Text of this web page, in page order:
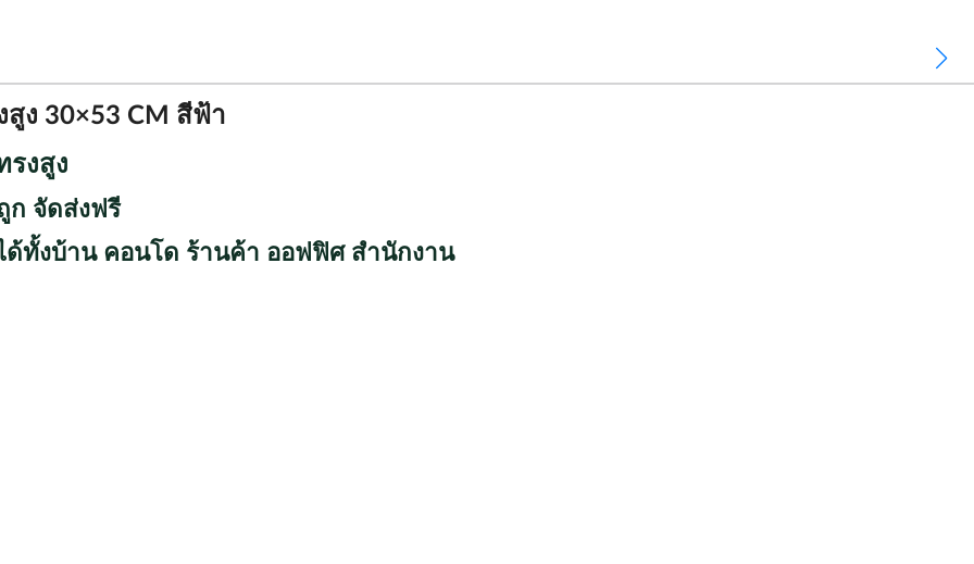
สูง 30×53 CM สีฟ้า
รงสูง
ก จัดส่งฟรี
ด้ทั้งบ้าน คอนโด ร้านค้า ออฟฟิศ สำนักงาน